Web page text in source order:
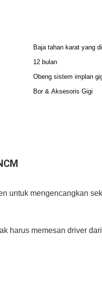
Baja tahan karat yang
12 bulan
Obeng sistem implan
Bor & Aksesoris Gigi
untuk mengencangkan
harus memesan driver